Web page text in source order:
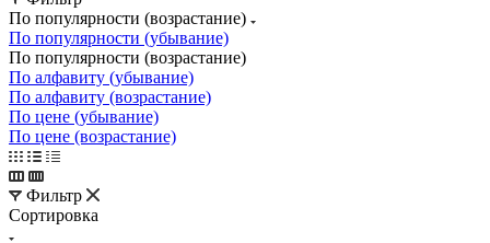
По популярности (возрастание)
По популярности (убывание)
По популярности (возрастание)
По алфавиту (убывание)
По алфавиту (возрастание)
По цене (убывание)
По цене (возрастание)
Фильтр
Сортировка